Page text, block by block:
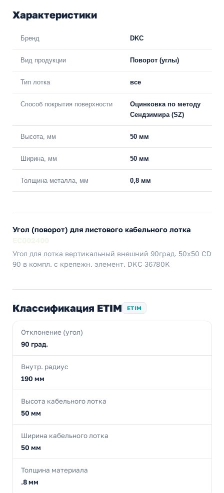
Характеристики
Бренд DKC
Вид продукции Поворот (углы)
Тип лотка все
Способ покрытия поверхности
Оцинковка по методу
Сендзимира (SZ)
Высота, мм 50 мм
Ширина, мм 50 мм
Толщина металла, мм 0,8 мм
Угол (поворот) для листового кабельного лотка
Угол для лотка вертикальный внешний 90град. 50х50 CD
90 в компл. с крепежн. элемент. DKC 36780K
Классификация ETIM ETIM
Отклонение (угол)
90 град.
Внутр. радиус
190 мм
Высота кабельного лотка
50 мм
Ширина кабельного лотка
50 мм
Толщина материала
.8 мм